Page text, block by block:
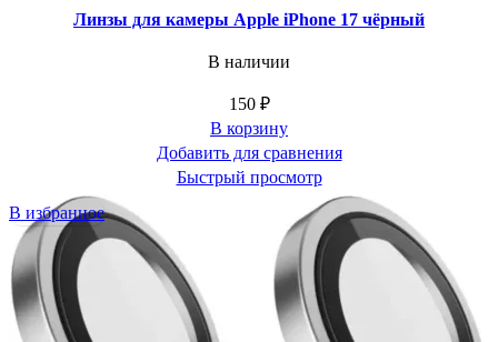
Линзы для камеры Apple iPhone 17 чёрный
В наличии
150 ₽
В корзину
Добавить для сравнения
Быстрый просмотр
В избранное